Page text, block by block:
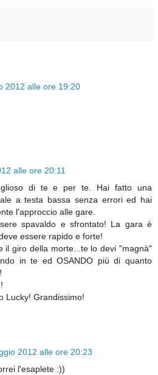
2012 alle ore 19:20
alle ore 20:11
di te e per te. Hai fatto una
a testa bassa senza errori ed hai
l'approccio alle gare.
spavaldo e sfrontato! La gara è
essere rapido e forte!
il giro della morte...te lo devi "magnà"
in te ed OSANDO più di quanto
Lucky! Grandissimo!
2012 alle ore 20:23
l'esaplete :))